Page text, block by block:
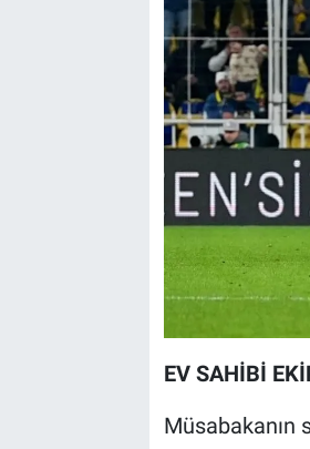
EV SAHİBİ
Müsabakanın